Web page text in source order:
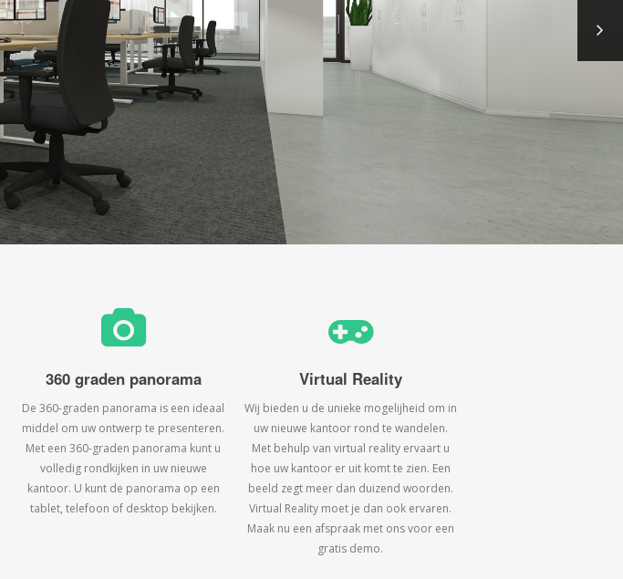
360 graden panorama
De 360-graden panorama is een ideaal
middel om uw ontwerp te presenteren.
Met een 360-graden panorama kunt u
volledig rondkijken in uw nieuwe
kantoor. U kunt de panorama op een
tablet, telefoon of desktop bekijken.
Virtual Reality
Wij bieden u de unieke mogelijheid om in
uw nieuwe kantoor rond te wandelen.
Met behulp van virtual reality ervaart u
hoe uw kantoor er uit komt te zien. Een
beeld zegt meer dan duizend woorden.
Virtual Reality moet je dan ook ervaren.
Maak nu een afspraak met ons voor een
gratis demo.